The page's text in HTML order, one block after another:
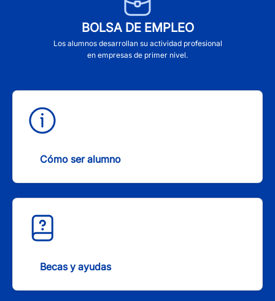
BOLSA DE EMPLEO
Los alumnos desarrollan su actividad profesional
en empresas de primer nivel.
Cómo ser alumno
Becas y ayudas